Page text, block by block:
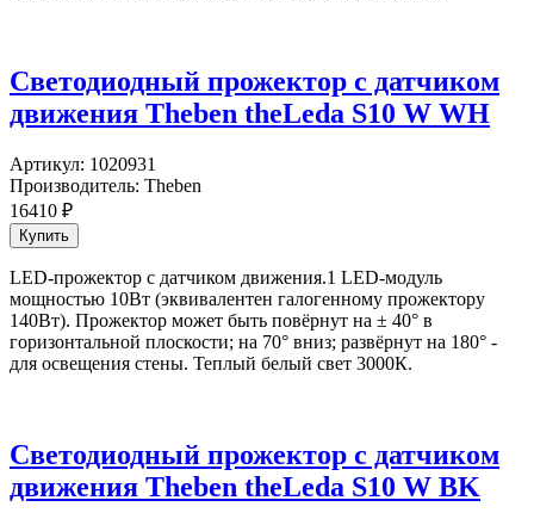
Светодиодный прожектор с датчиком
движения Theben theLeda S10 W WH
Артикул: 1020931
Производитель: Theben
16410 ₽
LED-прожектор с датчиком движения.1 LED-модуль
мощностью 10Вт (эквивалентен галогенному прожектору
140Вт). Прожектор может быть повёрнут на ± 40° в
горизонтальной плоскости; на 70° вниз; развёрнут на 180° -
для освещения стены. Теплый белый свет 3000К.
Светодиодный прожектор с датчиком
движения Theben theLeda S10 W BK